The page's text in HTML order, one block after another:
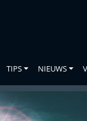
TIPS NIEUWS